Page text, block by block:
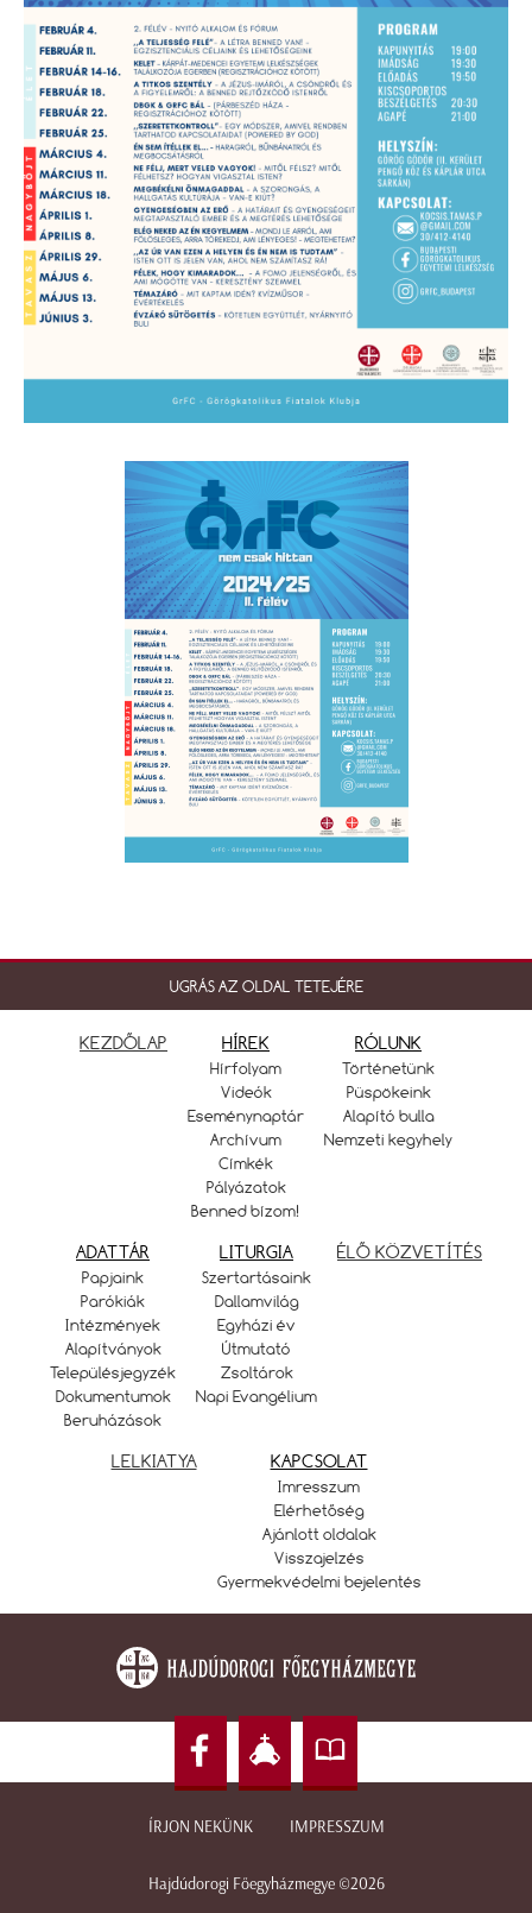
UGRÁS AZ OLDAL TETEJÉRE
KEZDŐLAP HÍREK
Hírfolyam
Videók
Eseménynaptár
Archívum
Címkék
Pályázatok
Benned bízom!
RÓLUNK
Történetünk
Püspökeink
Alapító bulla
Nemzeti kegyhely
ADATTÁR
Papjaink
Parókiák
Intézmények
Alapítványok
Településjegyzék
Dokumentumok
Beruházások
LITURGIA
Szertartásaink
Dallamvilág
Egyházi év
Útmutató
Zsoltárok
Napi Evangélium
ÉLŐ KÖZVETÍTÉS
LELKIATYA KAPCSOLAT
Imresszum
Elérhetőség
Ajánlott oldalak
Visszajelzés
Gyermekvédelmi bejelentés
ÍRJON NEKÜNK IMPRESSZUM
Hajdúdorogi Főegyházmegye ©2026